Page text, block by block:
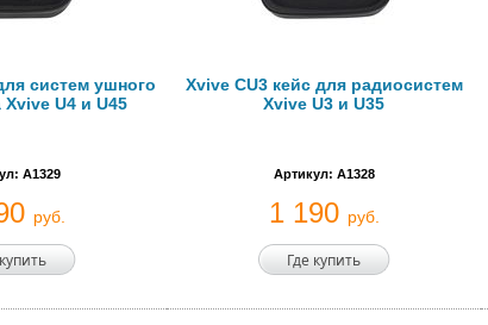
систем ушного
U4 и U45
A1329
руб.
Xvive CU3 кейс для радиосистем
Xvive U3 и U35
Артикул: A1328
1 190 руб.
Где купить